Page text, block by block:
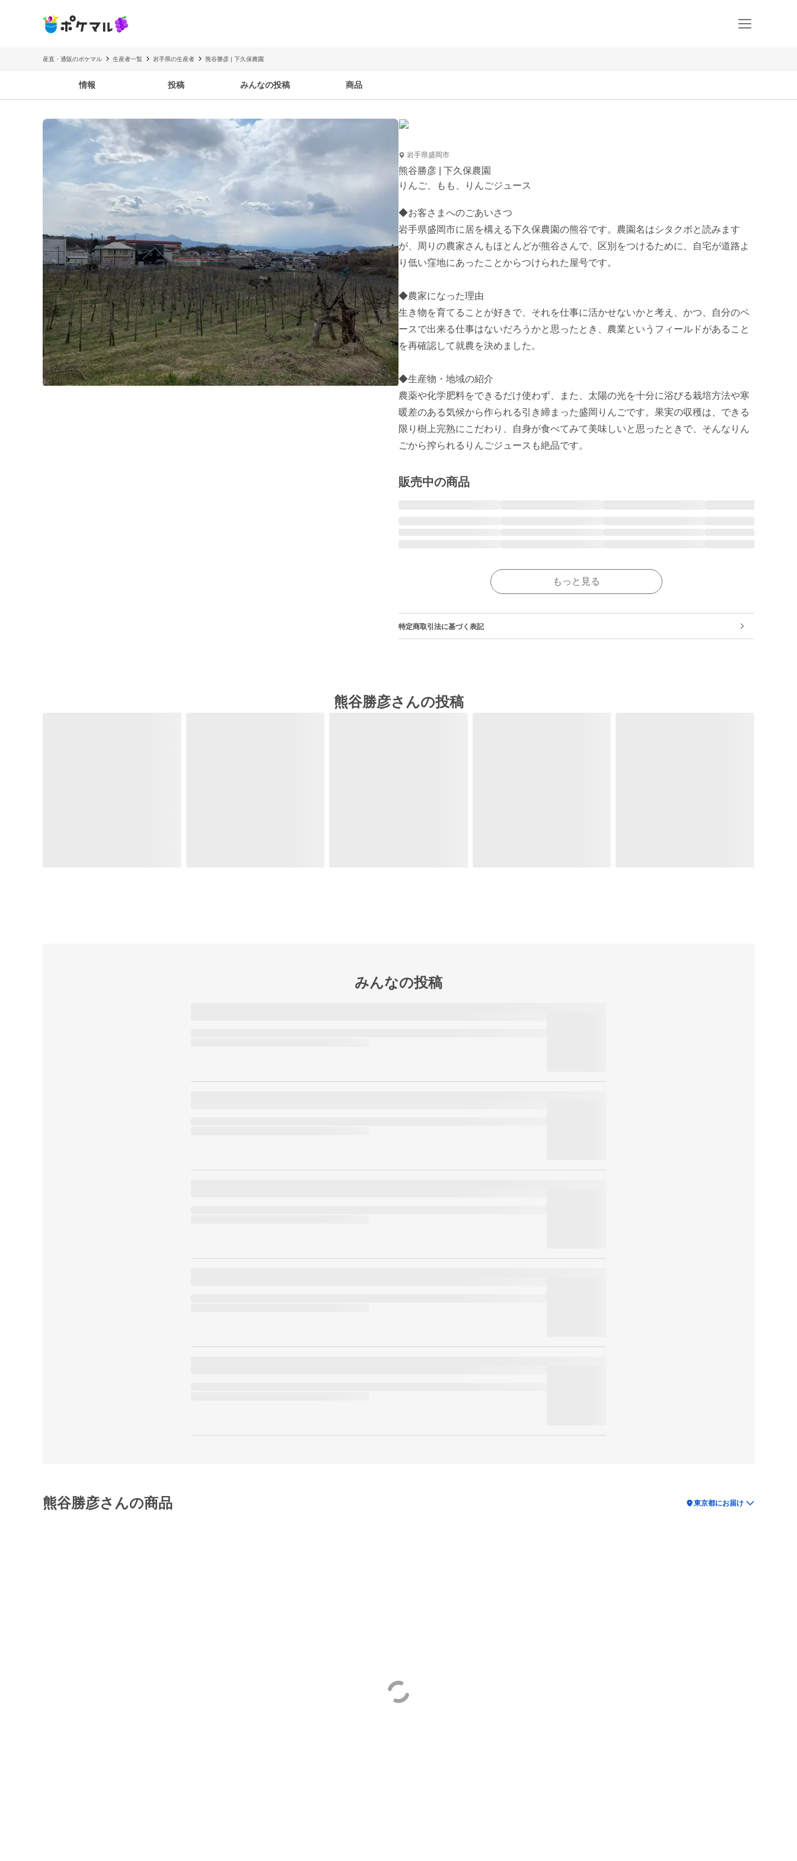
産直・通販のポケマル 生産者一覧 岩手県の生産者 熊谷勝彦 | 下久保農園
情報 投稿 みんなの投稿 商品
岩手県盛岡市
熊谷勝彦 | 下久保農園
りんご、もも、りんごジュース
◆お客さまへのごあいさつ
岩手県盛岡市に居を構える下久保農園の熊谷です。農園名はシタクボと読みます
が、周りの農家さんもほとんどが熊谷さんで、区別をつけるために、自宅が道路よ
り低い窪地にあったことからつけられた屋号です。
◆農家になった理由
生き物を育てることが好きで、それを仕事に活かせないかと考え、かつ、自分のペ
ースで出来る仕事はないだろうかと思ったとき、農業というフィールドがあること
を再確認して就農を決めました。
◆生産物・地域の紹介
農薬や化学肥料をできるだけ使わず、また、太陽の光を十分に浴びる栽培方法や寒
暖差のある気候から作られる引き締まった盛岡りんごです。果実の収穫は、できる
限り樹上完熟にこだわり、自身が食べてみて美味しいと思ったときで、そんなりん
ごから搾られるりんごジュースも絶品です。
販売中の商品
もっと見る
特定商取引法に基づく表記
熊谷勝彦さんの投稿
みんなの投稿
熊谷勝彦さんの商品 location_on東京都にお届け